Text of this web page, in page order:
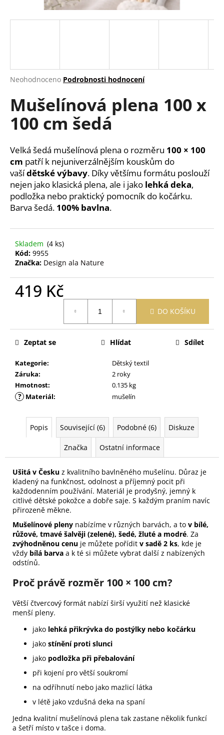
Průměrné
produktu
je
0,0
hvězdiček.
Neohodnoceno Podrobnosti hodnocení
Mušelínová plena 100 x
100 cm šedá
Velká šedá mušelínová plena o rozměru 100 × 100
cm patří k nejuniverzálnějším kouskům do
vašídětské výbavy. Díky většímu formátu poslouží
nejen jako klasická plena, ale i jako lehká deka,
podložka nebo praktický pomocník do kočárku.
Barva šedá. 100% bavlna.
Skladem (4 ks)
Kód: 9955
Značka: Design ala Nature
419 Kč
DO KOŠÍKU
Kategorie:
Dětský textil
Záruka:
2 roky
Hmotnost: 0.135 kg
? Materiál: mušelín
Zeptat se Hlídat Sdílet
Popis Související (6) Podobné (6) Diskuze
Značka Ostatní informace
Ušitá v Česku z kvalitního bavlněného mušelínu. Důraz je
kladený na funkčnost, odolnost a příjemný pocit při
každodenním používání. Materiál je prodyšný, jemný k
citlivé dětské pokožce a dobře saje. S každým praním navíc
přirozeně měkne.
Mušelínové pleny nabízíme v různých barvách, a to v bílé,
růžové, tmavé šalvěji (zelené), šedé, žluté a modré. Za
zvýhodněnou cenu je můžete pořídit v sadě 2 ks, kde je
vždy bílá barva a k té si můžete vybrat další z nabízených
odstínů.
Proč právě rozměr 100 × 100 cm?
Větší čtvercový formát nabízí širší využití než klasické
menší pleny.
jako lehká přikrývka do postýlky nebo kočárku
jako stínění proti slunci
jako podložka při přebalování
při kojení pro větší soukromí
na odříhnutí nebo jako mazlicí látka
v létě jako vzdušná deka na spaní
Jedna kvalitní mušelínová plena tak zastane několik funkcí
a šetří místo v tašce i doma.
j
?
HLEDAT
D
o
p
o
r
u
č
e
e
ECO
MIX
25
KS
299
Kč